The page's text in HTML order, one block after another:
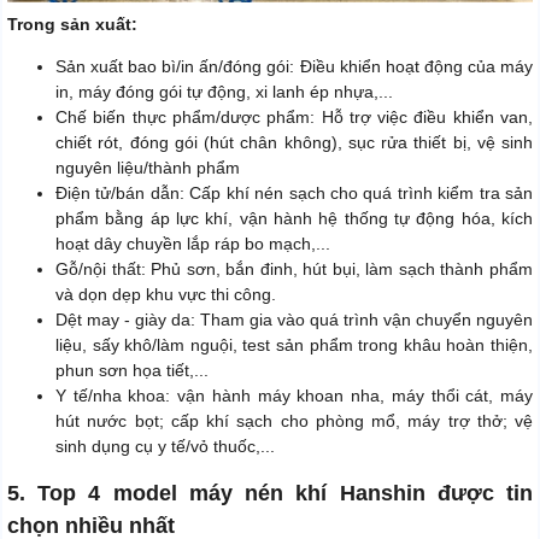
Trong sản xuất:
Sản xuất bao bì/in ấn/đóng gói: Điều khiển hoạt động của máy
in, máy đóng gói tự động, xi lanh ép nhựa,...
Chế biến thực phẩm/dược phẩm: Hỗ trợ việc điều khiển van,
chiết rót, đóng gói (hút chân không), sục rửa thiết bị, vệ sinh
nguyên liệu/thành phẩm
Điện tử/bán dẫn: Cấp khí nén sạch cho quá trình kiểm tra sản
phẩm bằng áp lực khí, vận hành hệ thống tự động hóa, kích
hoạt dây chuyền lắp ráp bo mạch,...
Gỗ/nội thất: Phủ sơn, bắn đinh, hút bụi, làm sạch thành phẩm
và dọn dẹp khu vực thi công.
Dệt may - giày da: Tham gia vào quá trình vận chuyển nguyên
liệu, sấy khô/làm nguội, test sản phẩm trong khâu hoàn thiện,
phun sơn họa tiết,...
Y tế/nha khoa: vận hành máy khoan nha, máy thổi cát, máy
hút nước bọt; cấp khí sạch cho phòng mổ, máy trợ thở; vệ
sinh dụng cụ y tế/vỏ thuốc,...
5. Top 4 model máy nén khí Hanshin được tin
chọn nhiều nhất